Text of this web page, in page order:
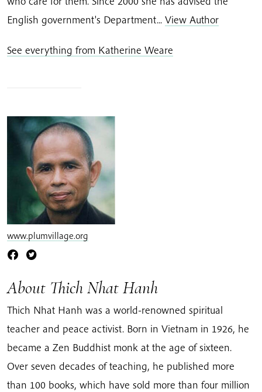
English government's Department... View Author
See everything from Katherine Weare
About Thich Nhat Hanh
Thich Nhat Hanh was a world-renowned spiritual
teacher and peace activist. Born in Vietnam in 1926, he
became a Zen Buddhist monk at the age of sixteen.
Over seven decades of teaching, he published more
than 100 books, which have sold more than four million
www.plumvillage.org